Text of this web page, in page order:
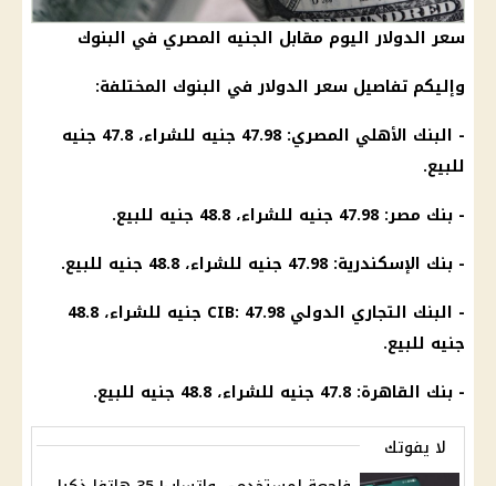
سعر الدولار اليوم مقابل الجنيه المصري في البنوك
وإليكم تفاصيل سعر الدولار في البنوك المختلفة:
- البنك الأهلي المصري: 47.98 جنيه للشراء، 47.8 جنيه
للبيع.
- بنك مصر: 47.98 جنيه للشراء، 48.8 جنيه للبيع.
- بنك الإسكندرية: 47.98 جنيه للشراء، 48.8 جنيه للبيع.
- البنك التجاري الدولي CIB: 47.98 جنيه للشراء، 48.8
جنيه للبيع.
- بنك القاهرة: 47.8 جنيه للشراء، 48.8 جنيه للبيع.
لا يفوتك